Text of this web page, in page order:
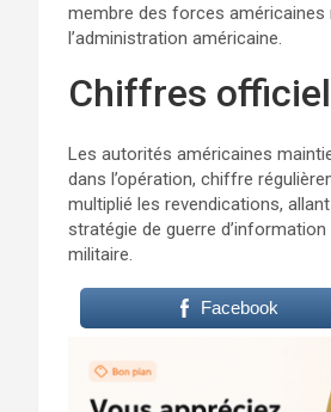
membre des forces américaines
l’administration américaine.​
Chiffres
Les autorités américaines
dans l’opération, chiffre
multiplié les revendications,
stratégie de guerre
militaire.​
Facebook